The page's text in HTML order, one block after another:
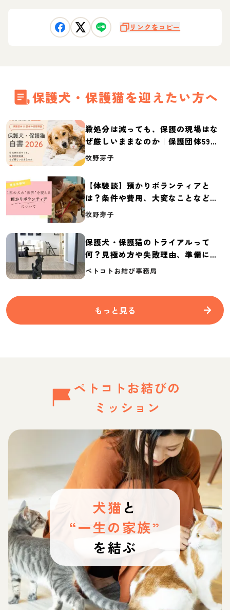
リンクをコピー
保護犬・保護猫を迎えたい方へ
殺処分は減っても、保護の現場はな
ぜ厳しいままなのか｜保護団体59団
体の実態調査【保護犬・保護猫白書
牧野芽子
【体験談】預かりボランティアと
は？条件や費用、大変なことなど紹
介
牧野芽子
保護犬・保護猫のトライアルって
何？見極め方や失敗理由、準備に必
要なものを紹介
ペトコトお結び事務局
もっと見る
ペトコトお結びの
ミッション
犬猫 と
“一生の家族”
を結ぶ